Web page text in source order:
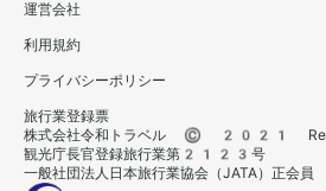
運営会社
利用規約
プライバシーポリシー
旅行業登録票
株式会社令和トラベル © 2021
観光庁長官登録旅行業第2123号
一般社団法人日本旅行業協会（JATA）正会員